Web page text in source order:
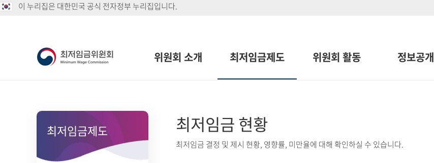
이 누리집은 대한민국 공식 전자정부 누리집입니다.
위원회 소개 최저임금제도 위원회 활동 정보공개
최저임금제도 최저임금 현황
최저임금 결정 및 제시 현황, 영향률, 미만율에 대해 확인하실 수 있습니다.